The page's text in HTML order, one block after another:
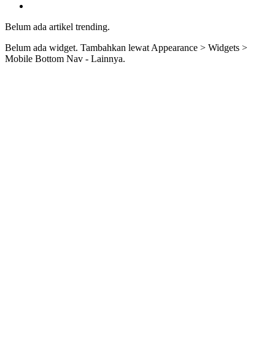
Belum ada artikel trending.
Belum ada widget. Tambahkan lewat Appearance > Widgets >
Mobile Bottom Nav - Lainnya.